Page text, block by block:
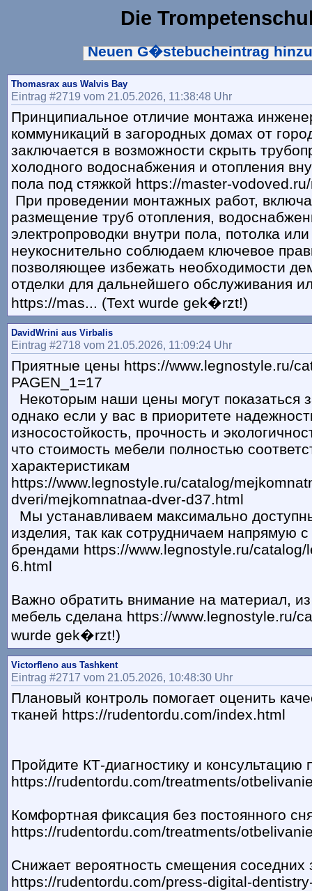
Die
Neuen G�stebucheintrag
Thomasrax aus Walvis Bay
Eintrag #2719 vom 21.05.2026, 11:38:48 Uhr
Принципиальное отличие монтажа
коммуникаций в загородных домах от
заключается в возможности скрыть
холодного водоснабжения и отопления
пола под стяжкой https://master-
При проведении монтажных работ,
размещение труб отопления,
электропроводки внутри пола, потолка
неукоснительно соблюдаем ключевое
позволяющее избежать необходимости
отделки для дальнейшего обслуживания
https://mas... (Text wurde gek�rzt!)
DavidWrini aus Virbalis
Eintrag #2718 vom 21.05.2026, 11:09:24 Uhr
Приятные цены https://www.legnostyle.ru/
PAGEN_1=17
Некоторым наши цены могут показаться
однако если у вас в приоритете
износостойкость, прочность и
что стоимость мебели полностью
характеристикам
https://www.legnostyle.ru/catalog/
dveri/mejkomnatnaa-dver-d37.html
Мы устанавливаем максимально
изделия, так как сотрудничаем напрямую
брендами https://www.legnostyle.ru/
6.html
Важно обратить внимание на материал, из
мебель сделана https://www.legnostyle.ru/
wurde gek�rzt!)
Victorfleno aus Tashkent
Eintrag #2717 vom 21.05.2026, 10:48:30 Uhr
Плановый контроль помогает оценить
тканей https://rudentordu.com/index.html
Пройдите КТ-диагностику и консультацию
https://rudentordu.com/treatments/
Комфортная фиксация без постоянного
https://rudentordu.com/treatments/
Снижает вероятность смещения соседних
https://rudentordu.com/press-digital-